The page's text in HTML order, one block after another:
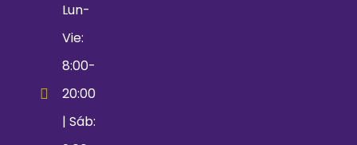
Lun-
Vie:
8:00-
20:00
| Sáb: